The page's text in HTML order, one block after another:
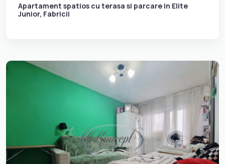
Apartament spatios cu terasa si parcare in Elite
Junior, Fabricii